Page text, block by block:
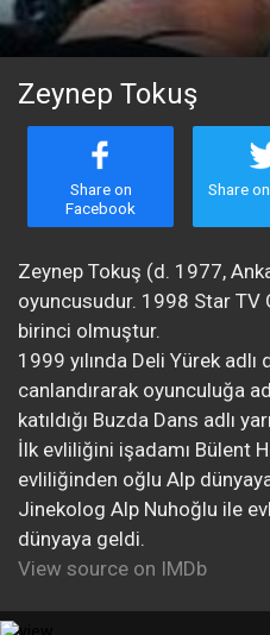
Zeynep Tokuş
Share on
Facebook
Share
​Zeynep Tokuş (d. 1977,
oyuncusudur. 1998 Star TV
birinci olmuştur.
1999 yılında Deli Yürek
canlandırarak oyunculuğa
katıldığı Buzda Dans adlı
İlk evliliğini işadamı Bülent
evliliğinden oğlu Alp
Jinekolog Alp Nuhoğlu ile
dünyaya geldi.
View source on IMDb